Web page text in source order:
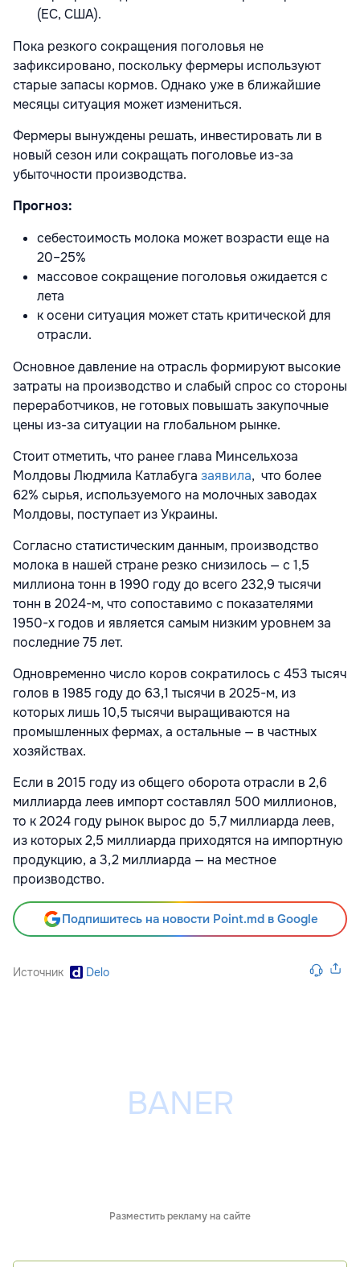
(ЕС, США).
Пока резкого сокращения поголовья не
зафиксировано, поскольку фермеры используют
старые запасы кормов. Однако уже в ближайшие
месяцы ситуация может измениться.
Фермеры вынуждены решать, инвестировать ли в
новый сезон или сокращать поголовье из-за
убыточности производства.
Прогноз:
себестоимость молока может возрасти еще на
20–25%
массовое сокращение поголовья ожидается с
лета
к осени ситуация может стать критической для
отрасли.
Основное давление на отрасль формируют высокие
затраты на производство и слабый спрос со стороны
переработчиков, не готовых повышать закупочные
цены из-за ситуации на глобальном рынке.
Стоит отметить, что ранее глава Минсельхоза
Молдовы Людмила Катлабуга заявила, что более
62% сырья, используемого на молочных заводах
Молдовы, поступает из Украины.
Согласно статистическим данным, производство
молока в нашей стране резко снизилось — с 1,5
миллиона тонн в 1990 году до всего 232,9 тысячи
тонн в 2024-м, что сопоставимо с показателями
1950-х годов и является самым низким уровнем за
последние 75 лет.
Одновременно число коров сократилось с 453 тысяч
голов в 1985 году до 63,1 тысячи в 2025-м, из
которых лишь 10,5 тысячи выращиваются на
промышленных фермах, а остальные — в частных
хозяйствах.
Если в 2015 году из общего оборота отрасли в 2,6
миллиарда леев импорт составлял 500 миллионов,
то к 2024 году рынок вырос до 5,7 миллиарда леев,
из которых 2,5 миллиарда приходятся на импортную
продукцию, а 3,2 миллиарда — на местное
производство.
Подпишитесь на новости Point.md в Google
Источник Delo
Разместить рекламу на сайте